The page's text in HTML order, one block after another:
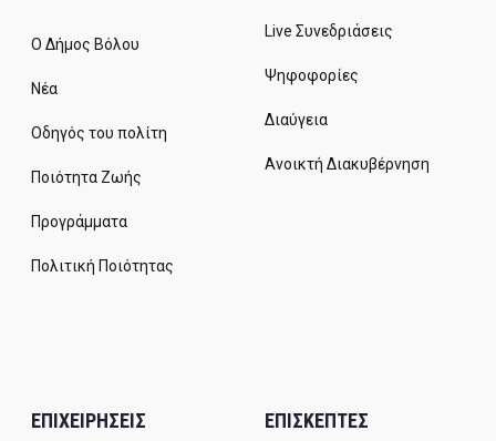
Ο Δήμος Βόλου
Νέα
Οδηγός του πολίτη
Ποιότητα Ζωής
Προγράμματα
Πολιτική Ποιότητας
Live Συνεδριάσεις
Ψηφοφορίες
Διαύγεια
Ανοικτή Διακυβέρνηση
ΕΠΙΧΕΙΡΗΣΕΙΣ ΕΠΙΣΚΕΠΤΕΣ